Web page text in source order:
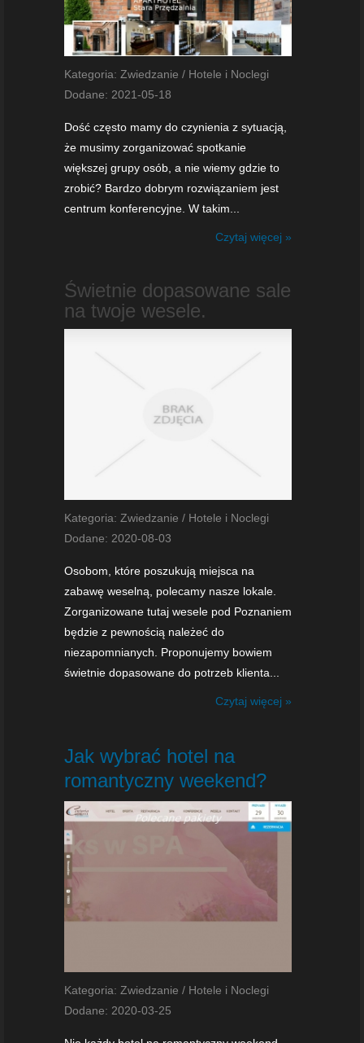
Kategoria: Zwiedzanie / Hotele i Noclegi
Dodane: 2021-05-18
Dość często mamy do czynienia z sytuacją,
że musimy zorganizować spotkanie
większej grupy osób, a nie wiemy gdzie to
zrobić? Bardzo dobrym rozwiązaniem jest
centrum konferencyjne. W takim...
Czytaj więcej »
Świetnie dopasowane sale
na twoje wesele.
Kategoria: Zwiedzanie / Hotele i Noclegi
Dodane: 2020-08-03
Osobom, które poszukują miejsca na
zabawę weselną, polecamy nasze lokale.
Zorganizowane tutaj wesele pod Poznaniem
będzie z pewnością należeć do
niezapomnianych. Proponujemy bowiem
świetnie dopasowane do potrzeb klienta...
Czytaj więcej »
Jak wybrać hotel na
romantyczny weekend?
Kategoria: Zwiedzanie / Hotele i Noclegi
Dodane: 2020-03-25